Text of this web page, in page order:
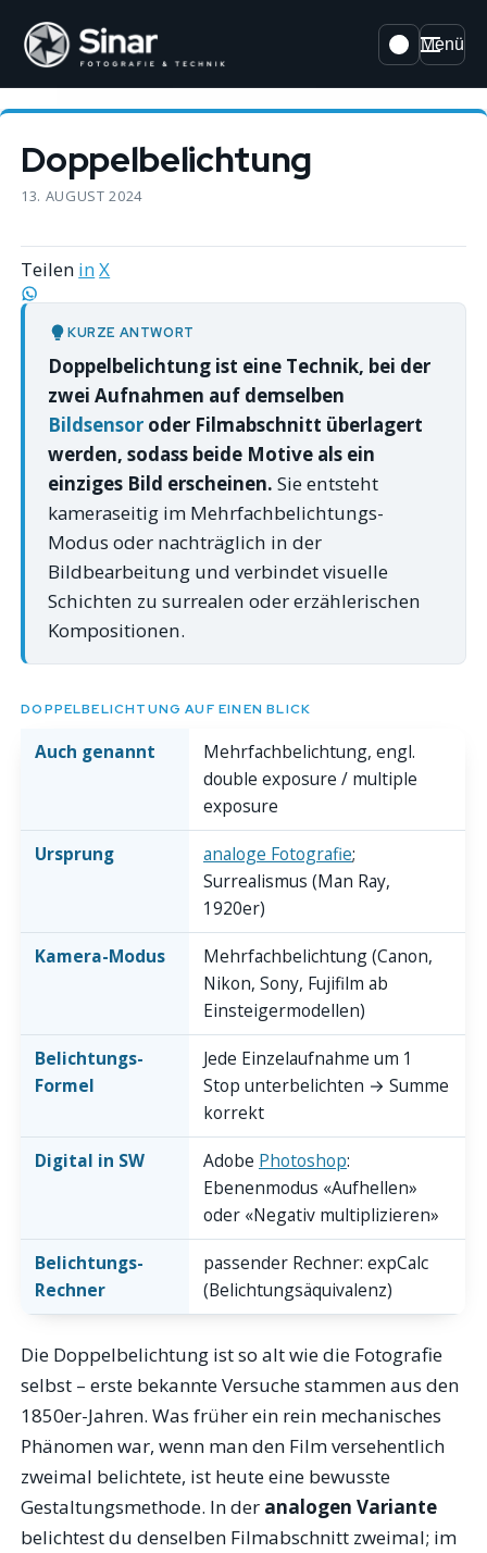
Menü
Doppelbelichtung
13. AUGUST 2024
Teilen inX
KURZE ANTWORT
Doppelbelichtung ist eine Technik, bei der
zwei Aufnahmen auf demselben
Bildsensoroder Filmabschnitt überlagert
werden, sodass beide Motive als ein
einziges Bild erscheinen. Sie entsteht
kameraseitig im Mehrfachbelichtungs-
Modus oder nachträglich in der
Bildbearbeitung und verbindet visuelle
Schichten zu surrealen oder erzählerischen
Kompositionen.
DOPPELBELICHTUNG AUF EINEN BLICK
Auch genannt
Mehrfachbelichtung, engl.
double exposure / multiple
exposure
Ursprung
analoge Fotografie;
Surrealismus (Man Ray,
1920er)
Kamera-Modus
Mehrfachbelichtung (Canon,
Nikon, Sony, Fujifilm ab
Einsteigermodellen)
Belichtungs-
Formel
Jede Einzelaufnahme um 1
Stop unterbelichten → Summe
korrekt
Digital in SW
Adobe Photoshop:
Ebenenmodus «Aufhellen»
oder «Negativ multiplizieren»
Belichtungs-
Rechner
passender Rechner: expCalc
(Belichtungsäquivalenz)
Die Doppelbelichtung ist so alt wie die Fotografie
selbst – erste bekannte Versuche stammen aus den
1850er-Jahren. Was früher ein rein mechanisches
Phänomen war, wenn man den Film versehentlich
zweimal belichtete, ist heute eine bewusste
Gestaltungsmethode. In der analogen Variante
belichtest du denselben Filmabschnitt zweimal; im